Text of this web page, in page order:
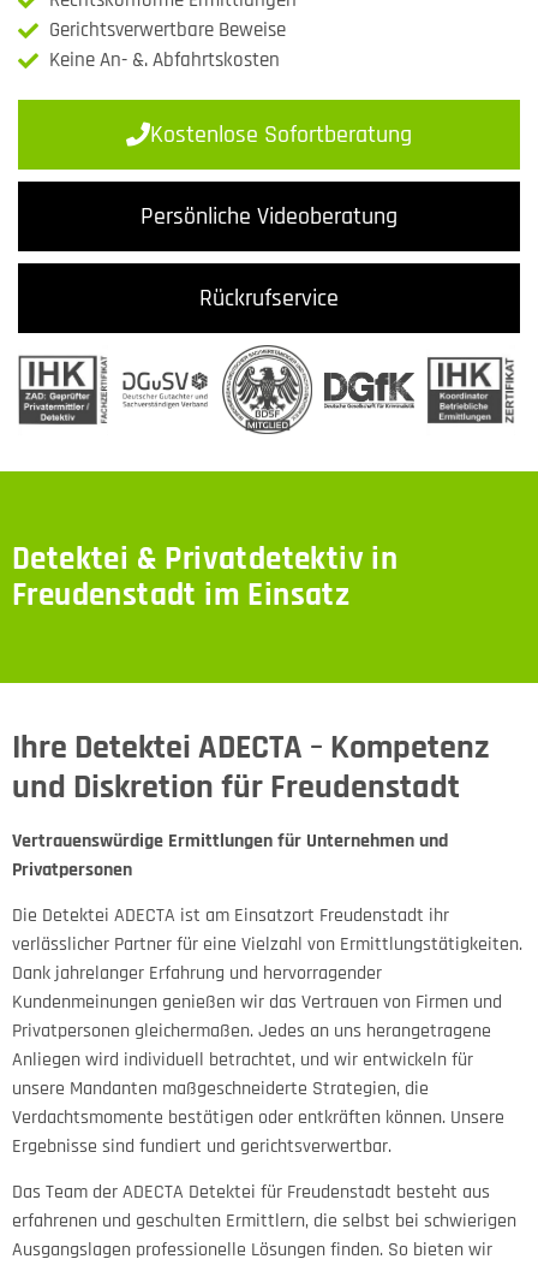
Gerichtsverwertbare Beweise
Keine An- &. Abfahrtskosten
Kostenlose Sofortberatung
Persönliche Videoberatung
Rückrufservice
Detektei & Privatdetektiv in
Freudenstadt im Einsatz
Ihre Detektei ADECTA – Kompetenz
und Diskretion für Freudenstadt
Vertrauenswürdige Ermittlungen für Unternehmen und
Privatpersonen
Die Detektei ADECTA ist am Einsatzort Freudenstadt ihr
verlässlicher Partner für eine Vielzahl von Ermittlungstätigkeiten.
Dank jahrelanger Erfahrung und hervorragender
Kundenmeinungen genießen wir das Vertrauen von Firmen und
Privatpersonen gleichermaßen. Jedes an uns herangetragene
Anliegen wird individuell betrachtet, und wir entwickeln für
unsere Mandanten maßgeschneiderte Strategien, die
Verdachtsmomente bestätigen oder entkräften können. Unsere
Ergebnisse sind fundiert und gerichtsverwertbar.
Das Team der ADECTA Detektei für Freudenstadt besteht aus
erfahrenen und geschulten Ermittlern, die selbst bei schwierigen
Ausgangslagen professionelle Lösungen finden. So bieten wir